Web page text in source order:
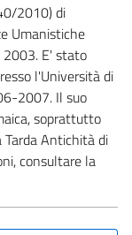
2010) di
Umanistiche
2003. E' stato
l'Università di
2007. Il suo
soprattutto
Antichità di
consultare la